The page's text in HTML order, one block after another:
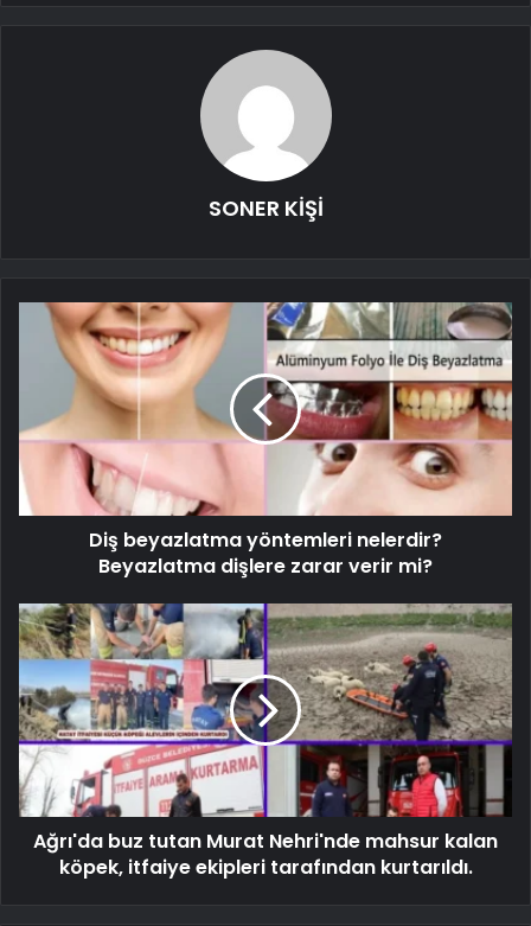
SONER KİŞİ
Diş beyazlatma yöntemleri nelerdir?
Beyazlatma dişlere zarar verir mi?
Ağrı'da buz tutan Murat Nehri'nde mahsur kalan
köpek, itfaiye ekipleri tarafından kurtarıldı.